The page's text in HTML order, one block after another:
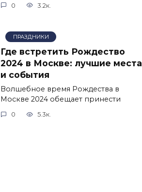
0 3.2к.
ПРАЗДНИКИ
Где встретить Рождество
2024 в Москве: лучшие места
и события
Волшебное время Рождества в
Москве 2024 обещает принести
0 5.3к.